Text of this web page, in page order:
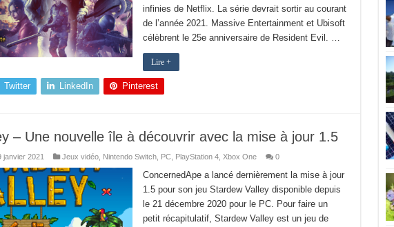
infinies de Netflix. La série devrait sortir au courant
de l’année 2021. Massive Entertainment et Ubisoft
célèbrent le 25e anniversaire de Resident Evil. …
Lire +
Twitter LinkedIn Pinterest
– Une nouvelle île à découvrir avec la mise à jour 1.5
janvier 2021 Jeux vidéo, Nintendo Switch, PC, PlayStation 4, Xbox One 0
ConcernedApe a lancé dernièrement la mise à jour
1.5 pour son jeu Stardew Valley disponible depuis
le 21 décembre 2020 pour le PC. Pour faire un
petit récapitulatif, Stardew Valley est un jeu de